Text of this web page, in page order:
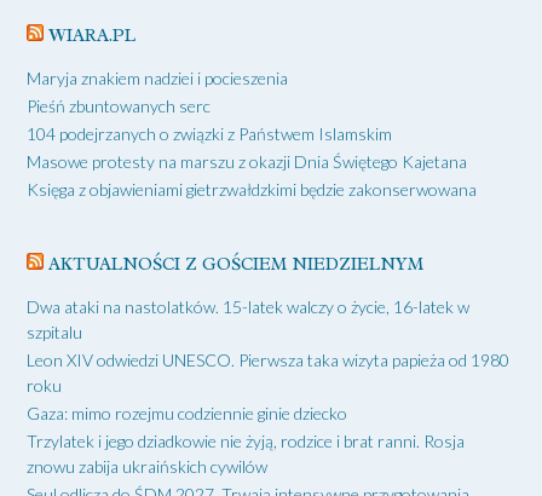
WIARA.PL
Maryja znakiem nadziei i pocieszenia
Pieśń zbuntowanych serc
104 podejrzanych o związki z Państwem Islamskim
Masowe protesty na marszu z okazji Dnia Świętego Kajetana
Księga z objawieniami gietrzwałdzkimi będzie zakonserwowana
AKTUALNOŚCI Z GOŚCIEM NIEDZIELNYM
Dwa ataki na nastolatków. 15-latek walczy o życie, 16-latek w
szpitalu
Leon XIV odwiedzi UNESCO. Pierwsza taka wizyta papieża od 1980
roku
Gaza: mimo rozejmu codziennie ginie dziecko
Trzylatek i jego dziadkowie nie żyją, rodzice i brat ranni. Rosja
znowu zabija ukraińskich cywilów